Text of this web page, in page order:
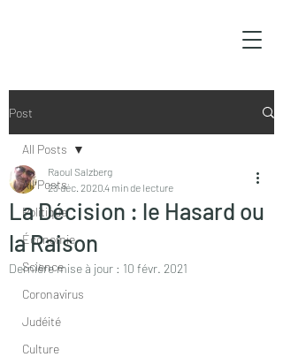
Post
All Posts
Politique
Économie
Science
Coronavirus
Judéité
Culture
All Posts
La Décision : le Hasard ou
la Raison
Raoul Salzberg
23 déc. 20204 min de lecture
Dernière mise à jour : 10 févr. 2021